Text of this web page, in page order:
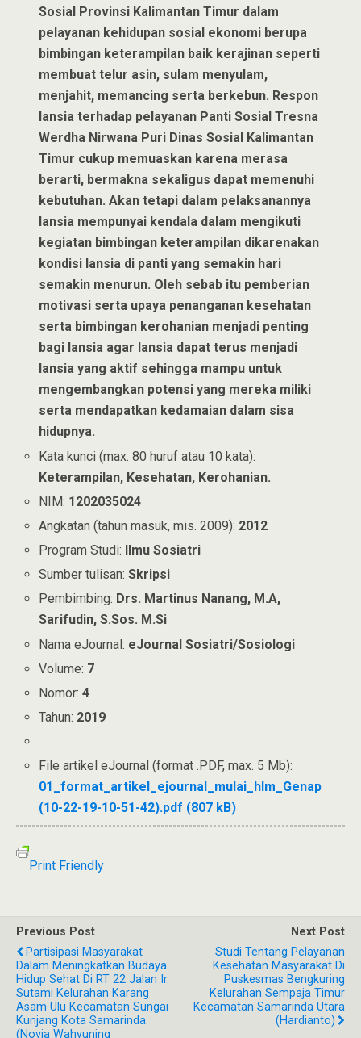
Sosial Provinsi Kalimantan Timur dalam
pelayanan kehidupan sosial ekonomi berupa
bimbingan keterampilan baik kerajinan seperti
membuat telur asin, sulam menyulam,
menjahit, memancing serta berkebun. Respon
lansia terhadap pelayanan Panti Sosial Tresna
Werdha Nirwana Puri Dinas Sosial Kalimantan
Timur cukup memuaskan karena merasa
berarti, bermakna sekaligus dapat memenuhi
kebutuhan. Akan tetapi dalam pelaksanannya
lansia mempunyai kendala dalam mengikuti
kegiatan bimbingan keterampilan dikarenakan
kondisi lansia di panti yang semakin hari
semakin menurun. Oleh sebab itu pemberian
motivasi serta upaya penanganan kesehatan
serta bimbingan kerohanian menjadi penting
bagi lansia agar lansia dapat terus menjadi
lansia yang aktif sehingga mampu untuk
mengembangkan potensi yang mereka miliki
serta mendapatkan kedamaian dalam sisa
hidupnya.
Kata kunci (max. 80 huruf atau 10 kata):
Keterampilan, Kesehatan, Kerohanian.
NIM: 1202035024
Angkatan (tahun masuk, mis. 2009): 2012
Program Studi: Ilmu Sosiatri
Sumber tulisan:Skripsi
Pembimbing: Drs. Martinus Nanang, M.A,
Sarifudin, S.Sos. M.Si
Nama eJournal: eJournal Sosiatri/Sosiologi
Volume: 7
Nomor:4
Tahun: 2019
File artikel eJournal (format .PDF, max. 5 Mb):
01_format_artikel_ejournal_mulai_hlm_Genap
(10-22-19-10-51-42).pdf (807 kB)
Print Friendly
Previous Post
Partisipasi Masyarakat
Dalam Meningkatkan Budaya
Hidup Sehat Di RT 22 Jalan Ir.
Sutami Kelurahan Karang
Asam Ulu Kecamatan Sungai
Kunjang Kota Samarinda.
(Novia Wahyuning
Next Post
Studi Tentang Pelayanan
Kesehatan Masyarakat Di
Puskesmas Bengkuring
Kelurahan Sempaja Timur
Kecamatan Samarinda Utara
(Hardianto)